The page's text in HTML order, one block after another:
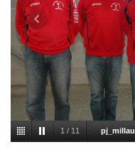
1 / 11 pj_millau